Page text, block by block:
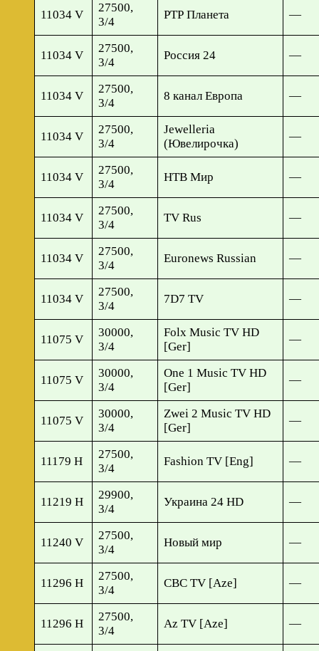
11034 V
27500,
3/4
РТР Планета —
11034 V
27500,
3/4
Россия 24 —
11034 V
27500,
3/4
8 канал Европа —
11034 V
27500,
3/4
Jewelleria
(Ювелирочка)
—
11034 V
27500,
3/4
НТВ Мир —
11034 V
27500,
3/4
TV Rus —
11034 V
27500,
3/4
Euronews Russian —
11034 V
27500,
3/4
7D7 TV —
11075 V
30000,
3/4
Folx Music TV HD
[Ger]
—
11075 V
30000,
3/4
One 1 Music TV HD
[Ger]
—
11075 V
30000,
3/4
Zwei 2 Music TV HD
[Ger]
—
11179 H
27500,
3/4
Fashion TV [Eng] —
11219 H
29900,
3/4
Украина 24 HD —
11240 V
27500,
3/4
Новый мир —
11296 H
27500,
3/4
CBC TV [Aze] —
11296 H
27500,
3/4
Az TV [Aze] —